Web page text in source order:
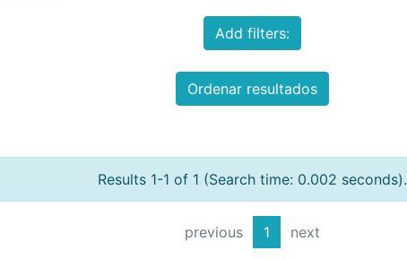
Add filters:
Ordenar resultados
Results 1-1 of 1 (Search time: 0.002 seconds).
previous 1 next